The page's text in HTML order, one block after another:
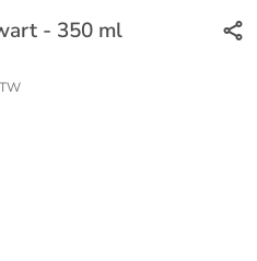
- 350 ml